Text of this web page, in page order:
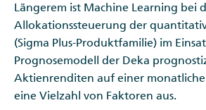
Längerem ist Machine Learning bei
Allokationssteuerung der
(Sigma Plus-Produktfamilie) im
Prognosemodell der Deka
Aktienrenditen auf einer
eine Vielzahl von Faktoren aus.